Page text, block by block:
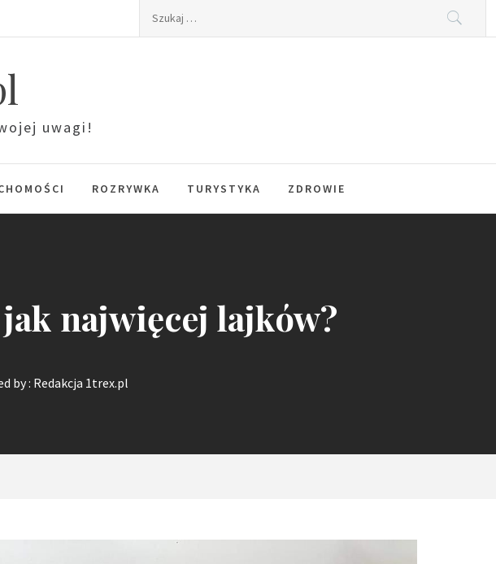
Szukaj:
uwagi!
ROZRYWKA TURYSTYKA ZDROWIE
najwięcej lajków?
by : Redakcja 1trex.pl